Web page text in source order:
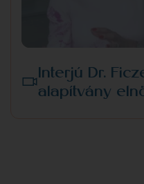
Interjú Dr.
alapítvány